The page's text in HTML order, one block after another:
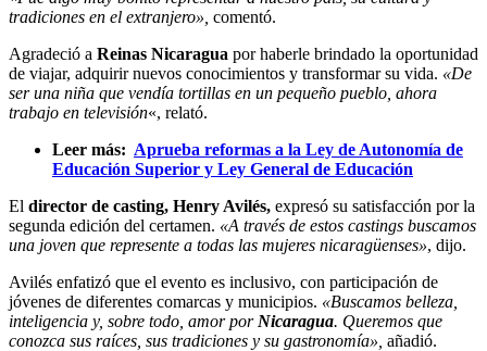
tradiciones en el extranjero», comentó.
Agradeció a Reinas Nicaragua por haberle brindado la oportunidad
de viajar, adquirir nuevos conocimientos y transformar su vida. «De
ser una niña que vendía tortillas en un pequeño pueblo, ahora
trabajo en televisión«, relató.
Leer más: Aprueba reformas a la Ley de Autonomía de
Educación Superior y Ley General de Educación
El director de casting, Henry Avilés, expresó su satisfacción por la
segunda edición del certamen. «A través de estos castings buscamos
una joven que represente a todas las mujeres nicaragüenses», dijo.
Avilés enfatizó que el evento es inclusivo, con participación de
jóvenes de diferentes comarcas y municipios. «Buscamos belleza,
inteligencia y, sobre todo, amor porNicaragua. Queremos que
conozca sus raíces, sus tradiciones y su gastronomía», añadió.